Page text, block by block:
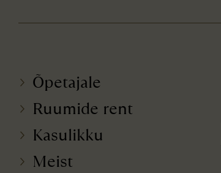
Õpetajale
Ruumide rent
Kasulikku
Meist